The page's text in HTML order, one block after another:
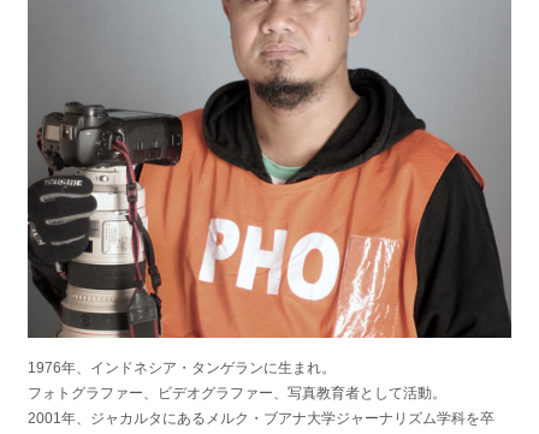
1976年、インドネシア・タンゲランに生まれ。
フォトグラファー、ビデオグラファー、写真教育者として活動。
2001年、ジャカルタにあるメルク・ブアナ大学ジャーナリズム学科を卒